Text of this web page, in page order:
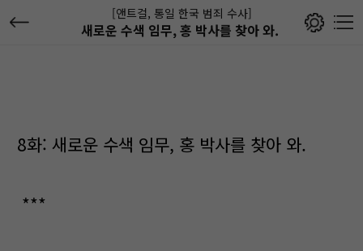
[앤트걸, 통일 한국 범죄 수사]
새로운 수색 임무, 홍 박사를 찾아 와.
8화: 새로운 수색 임무, 홍 박사를 찾아 와.
***